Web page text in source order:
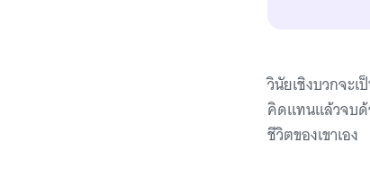
วินัยเชิงบวกจะ
คิดแทนแล้วจบด้
ชีวิตของเขาเอง